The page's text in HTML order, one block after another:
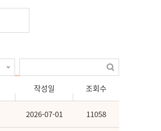
작성일 조회수
2026-07-01 11058